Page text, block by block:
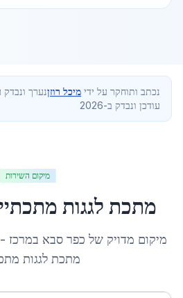
נכתב ותוחקר על ידי מיכל רוזןנערך ונבדק
עודכן ונבדק ב-2026
מיקום השירות
מתכת לגגות
מיקום מדויק של כפר סבא במרכז
מתכת לגגות